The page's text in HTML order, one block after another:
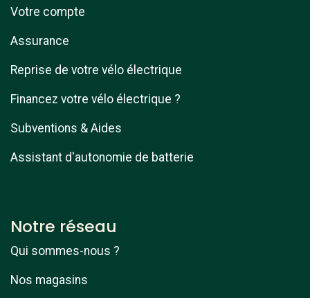
Votre compte
Assurance
Reprise de votre vélo électrique
Financez votre vélo électrique ?
Subventions & Aides
Assistant d'autonomie de batterie
Notre réseau
Qui sommes-nous ?
Nos magasins